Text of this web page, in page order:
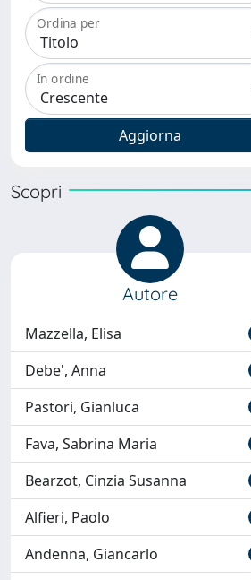
Ordina per
In ordine
Scopri
Autore
Mazzella, Elisa
Debe', Anna
Pastori, Gianluca
Fava, Sabrina Maria
Bearzot, Cinzia Susanna
Alfieri, Paolo
Andenna, Giancarlo